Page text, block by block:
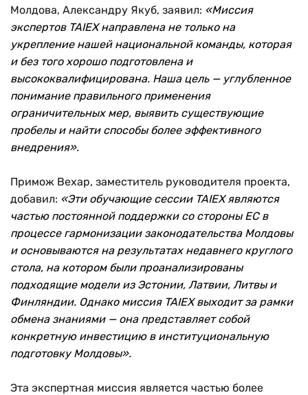
Молдова, Александру Якуб, заявил: «Миссия
экспертов TAIEX направлена не только на
укрепление нашей национальной команды, которая
и без того хорошо подготовлена и
высококвалифицирована. Наша цель — углубленное
понимание правильного применения
ограничительных мер, выявить существующие
пробелы и найти способы более эффективного
внедрения».
Примож Вехар, заместитель руководителя проекта,
добавил: «Эти обучающие сессии TAIEX являются
частью постоянной поддержки со стороны ЕС в
процессе гармонизации законодательства Молдовы
и основываются на результатах недавнего круглого
стола, на котором были проанализированы
подходящие модели из Эстонии, Латвии, Литвы и
Финляндии. Однако миссия TAIEX выходит за рамки
обмена знаниями — она представляет собой
конкретную инвестицию в институциональную
подготовку Молдовы».
Эта экспертная миссия является частью более